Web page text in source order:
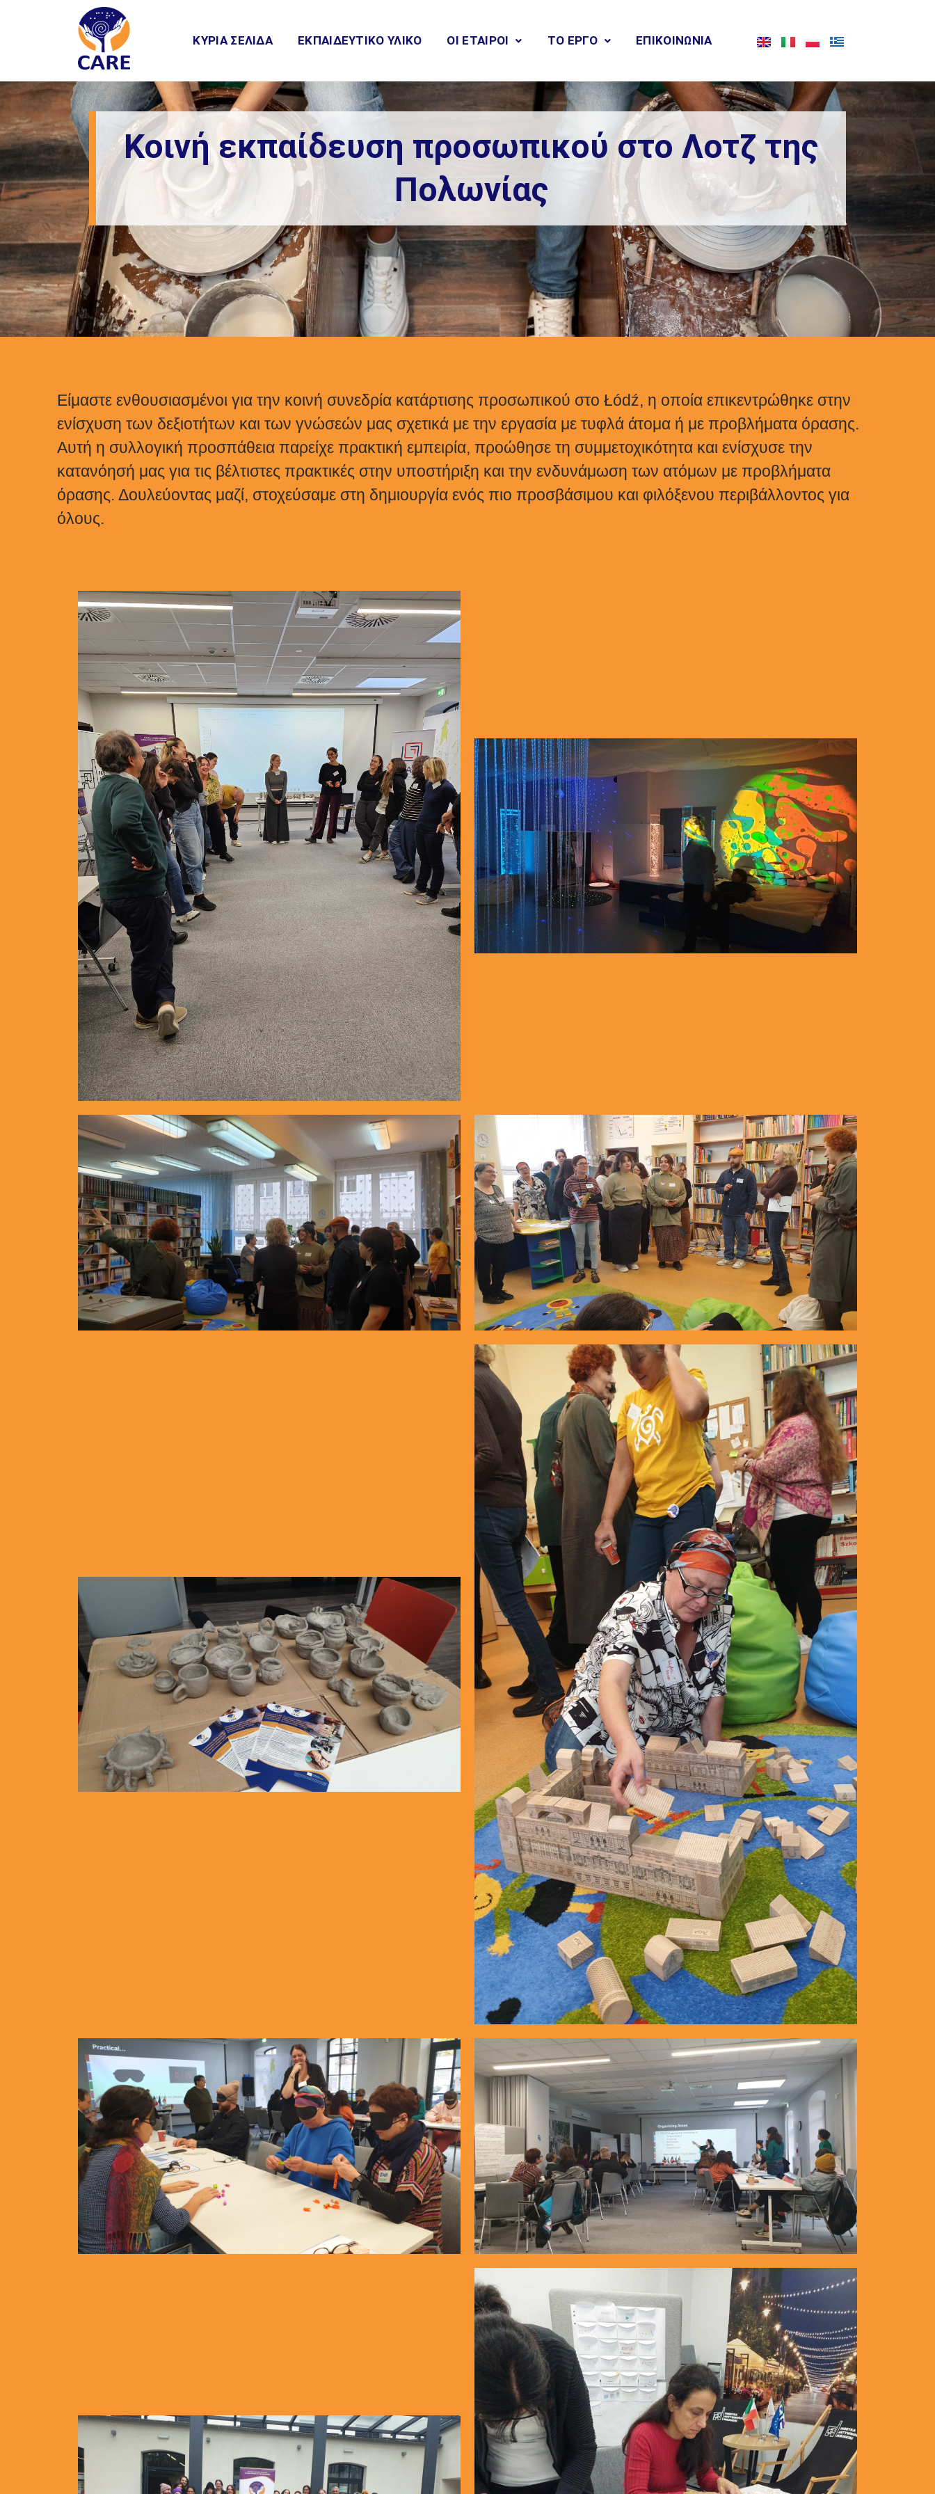
ΚΥΡΙΑ ΣΕΛΙΔΑ ΕΚΠΑΙΔΕΥΤΙΚΟ ΥΛΙΚΟ ΟΙ ΕΤΑΙΡΟΙ ΤΟ ΕΡΓΟ ΕΠΙΚΟΙΝΩΝΙΑ
Κοινή εκπαίδευση προσωπικού στο Λοτζ της
Πολωνίας
Είμαστε ενθουσιασμένοι για την κοινή συνεδρία κατάρτισης προσωπικού στο Łódź, η οποία επικεντρώθηκε στην
ενίσχυση των δεξιοτήτων και των γνώσεών μας σχετικά με την εργασία με τυφλά άτομα ή με προβλήματα όρασης.
Αυτή η συλλογική προσπάθεια παρείχε πρακτική εμπειρία, προώθησε τη συμμετοχικότητα και ενίσχυσε την
κατανόησή μας για τις βέλτιστες πρακτικές στην υποστήριξη και την ενδυνάμωση των ατόμων με προβλήματα
όρασης. Δουλεύοντας μαζί, στοχεύσαμε στη δημιουργία ενός πιο προσβάσιμου και φιλόξενου περιβάλλοντος για
όλους.